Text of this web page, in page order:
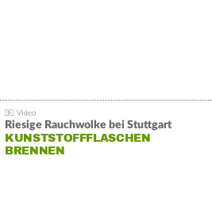
Riesige Rauchwolke bei Stuttgart
KUNSTSTOFFFLASCHEN
BRENNEN